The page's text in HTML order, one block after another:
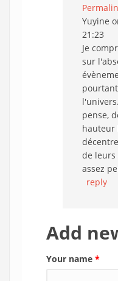
Yuyine
21:23
Je
sur
pense,
hauteur
de leurs
assez
reply
Add
Your name *